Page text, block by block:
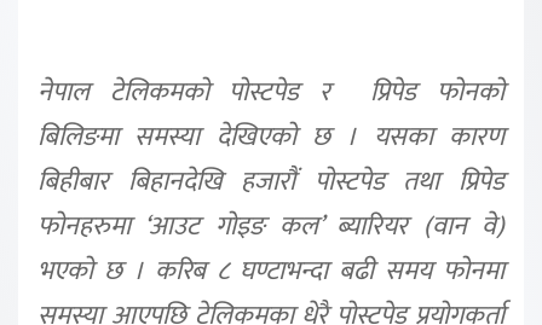
नेपाल टेलिकमको पोस्टपेड र प्रिपेड फोनको
बिलिङमा समस्या देखिएको छ । यसका कारण
बिहीबार बिहानदेखि हजारौं पोस्टपेड तथा प्रिपेड
फोनहरुमा ‘आउट गोइङ कल’ ब्यारियर (वान वे)
भएको छ । करिब ८ घण्टाभन्दा बढी समय फोनमा
समस्या आएपछि टेलिकमका धेरै पोस्टपेड प्रयोगकर्ता